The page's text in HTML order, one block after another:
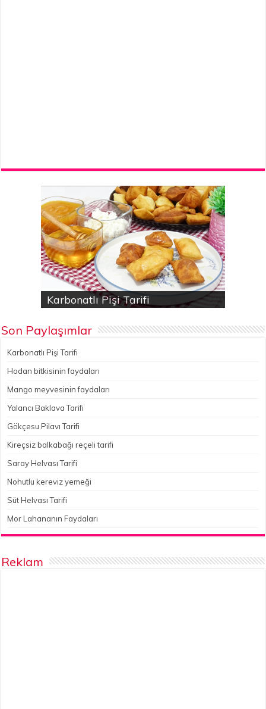
Karbonatlı Pişi Tarifi
Hodan bitkisinin faydaları
Yalancı Baklava Tarifi
Gökçesu Pilavı Tarifi
Nohutlu kereviz yemeği
Son Paylaşımlar
Karbonatlı Pişi Tarifi
Hodan bitkisinin faydaları
Mango meyvesinin faydaları
Yalancı Baklava Tarifi
Gökçesu Pilavı Tarifi
Kireçsiz balkabağı reçeli tarifi
Saray Helvası Tarifi
Nohutlu kereviz yemeği
Süt Helvası Tarifi
Mor Lahananın Faydaları
Reklam